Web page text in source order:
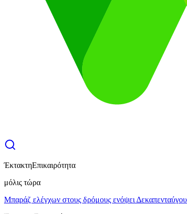
ΈκτακτηΕπικαιρότητα
μόλις τώρα
Μπαράζ ελέγχων στους δρόμους ενόψει